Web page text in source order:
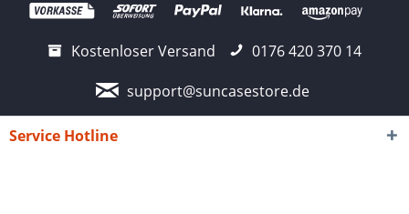
Kostenloser Versand
0176 420 370 14
support@suncasestore.de
Service Hotline